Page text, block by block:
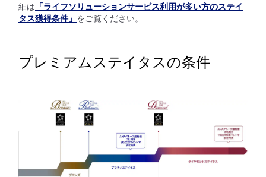
細は 「ライフソリューションサービス利用が多い方のステイ
タス獲得条件」 をご覧ください。
プレミアムステイタスの条件